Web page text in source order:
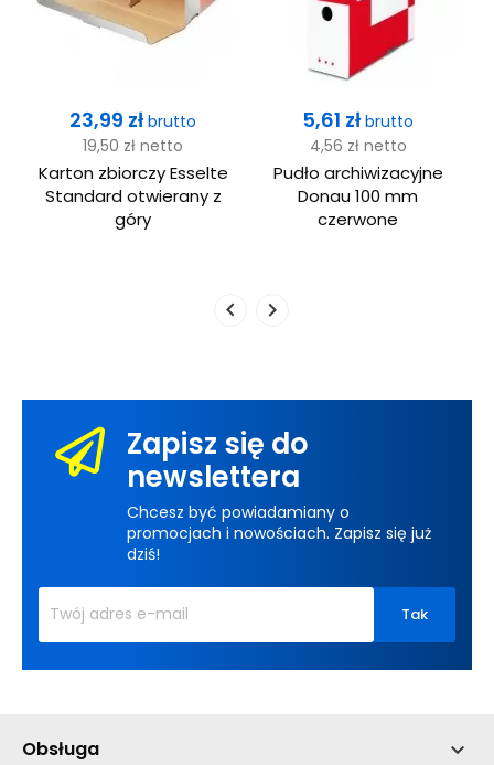
Cena
23,99 złbrutto
19,50 zł netto
Karton zbiorczy Esselte
Standard otwierany z
góry
Cena
5,61 złbrutto
4,56 zł netto
Pudło archiwizacyjne
Donau 100 mm
czerwone
Zapisz się do
newslettera
Chcesz być powiadamiany o
promocjach i nowościach. Zapisz się już
dziś!
Obsługa 